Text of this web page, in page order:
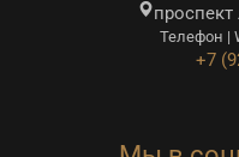
проспект
Телефон |
+7